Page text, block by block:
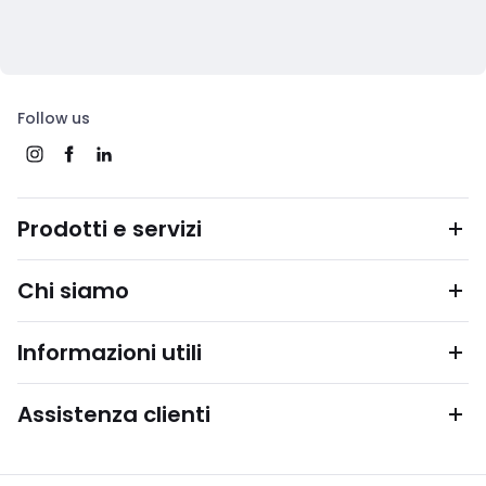
Follow us
Prodotti e servizi
Chi siamo
Informazioni utili
Assistenza clienti